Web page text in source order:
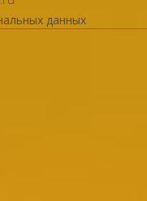
данных